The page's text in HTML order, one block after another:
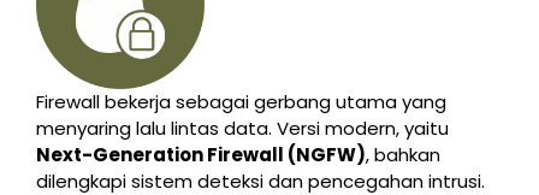
Firewall bekerja sebagai gerbang utama yang
menyaring lalu lintas data. Versi modern, yaitu
Next-Generation Firewall (NGFW), bahkan
dilengkapi sistem deteksi dan pencegahan intrusi.